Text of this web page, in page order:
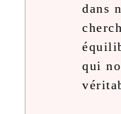
dans
qui